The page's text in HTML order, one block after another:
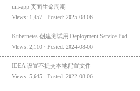
uni-app 页面生命周期
Views: 1,457 · Posted: 2025-08-06
Kubernetes 创建测试用 Deployment Service Pod
Views: 2,110 · Posted: 2024-08-06
IDEA 设置不提交本地配置文件
Views: 5,645 · Posted: 2022-08-06